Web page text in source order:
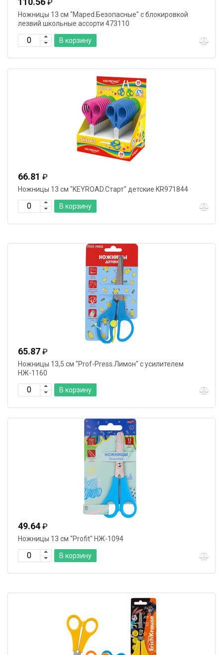
₽
Ножницы 13 cм "Maped.Безопасные" с блокировкой
лезвий школьные ассорти 473110
В корзину
66.81 ₽
Ножницы 13 cм "KEYROAD.Старт" детские KR971844
В корзину
65.87 ₽
Ножницы 13,5 cм "Prof-Press.Лимон" с усилителем
НЖ-1160
В корзину
49.64 ₽
Ножницы 13 cм "Profit" НЖ-1094
В корзину